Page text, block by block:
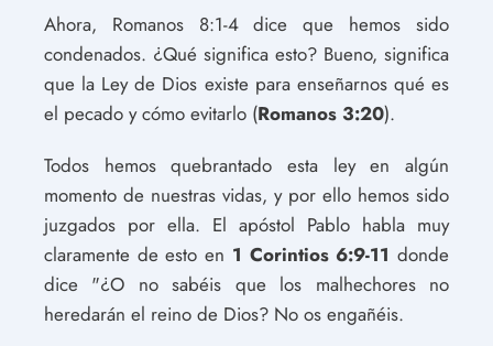
Ahora, Romanos 8:1-4 dice que hemos sido
condenados. ¿Qué significa esto? Bueno, significa
que la Ley de Dios existe para enseñarnos qué es
el pecado y cómo evitarlo (Romanos 3:20).
Todos hemos quebrantado esta ley en algún
momento de nuestras vidas, y por ello hemos sido
juzgados por ella. El apóstol Pablo habla muy
claramente de esto en 1 Corintios 6:9-11 donde
dice "¿O no sabéis que los malhechores no
heredarán el reino de Dios? No os engañéis.